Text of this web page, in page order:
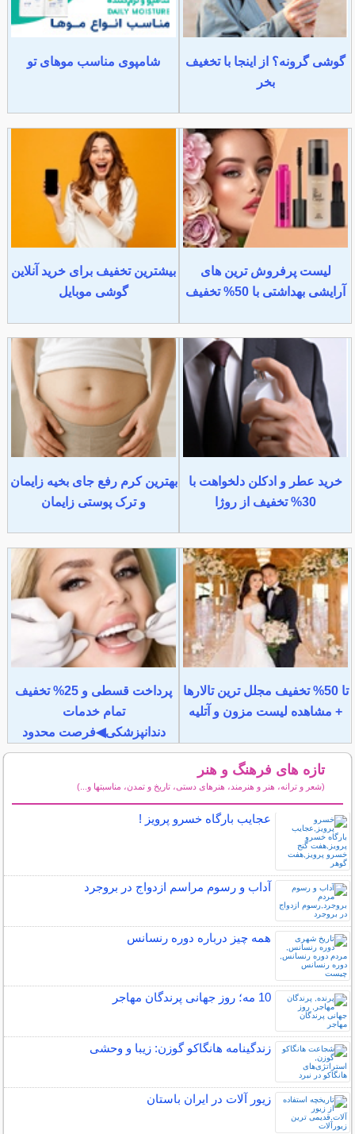
گوشی گرونه؟ از اینجا با تخغیف
بخر
شامپوی مناسب موهای تو
لیست پرفروش ترین های
آرایشی بهداشتی با 50% تخفیف
بیشترین تخفیف برای خرید آنلاین
گوشی موبایل
خرید عطر و ادکلن دلخواهت با
30% تخفیف از روژا
بهترین کرم رفع جای بخیه زایمان
و ترک پوستی زایمان
تا 50% تخفیف مجلل ترین تالارها
+ مشاهده لیست مزون و آتلیه
پرداخت قسطی و 25% تخفیف
تمام خدمات
دندانپزشکی◀فرصت محدود
تازه های فرهنگ و هنر
(شعر و ترانه، هنر و هنرمند، هنرهای دستی، تاریخ و تمدن، مناسبتها و...)
عجایب بارگاه خسرو پرویز !
آداب و رسوم مراسم ازدواج در بروجرد
همه چیز درباره دوره رنسانس
10 مه؛ روز جهانی پرندگان مهاجر
زندگینامه هانگاکو گوزن: زیبا و وحشی
زیور آلات در ایران باستان